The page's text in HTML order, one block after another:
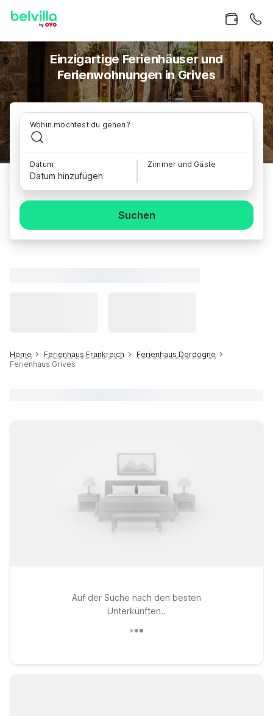
Einzigartige Ferienhäuser und
Ferienwohnungen in Grives
Wohin möchtest du gehen?
Datum
Datum hinzufügen
Zimmer und Gäste
Suchen
Home Ferienhaus Frankreich
Ferienhaus Dordogne
Ferienhaus Grives
Auf der Suche nach den besten
Unterkünften..